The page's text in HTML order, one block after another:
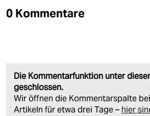
0 Kommentare
Die Kommentarfunktion unter
geschlossen.
Wir öffnen die Kommentarspalte
Artikeln für etwa drei Tage – hier